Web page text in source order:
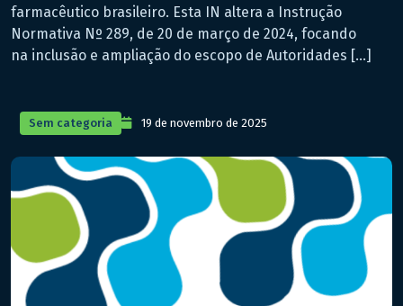
farmacêutico brasileiro. Esta IN altera a Instrução
Normativa Nº 289, de 20 de março de 2024, focando
na inclusão e ampliação do escopo de Autoridades […]
Sem categoria 19 de novembro de 2025